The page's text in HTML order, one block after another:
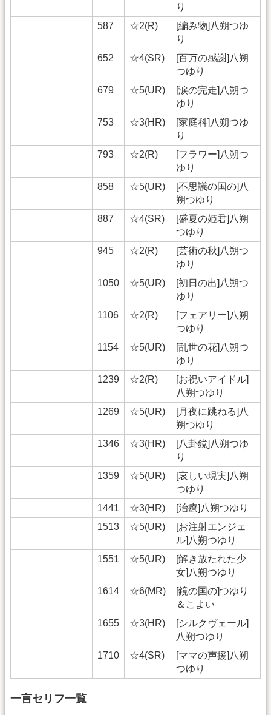
り
587
☆2(R)
[編み物]八朔つゆ
り
652
☆4(SR)
[百万の感謝]八朔
つゆり
679
☆5(UR)
[涙の完走]八朔つ
ゆり
753
☆3(HR)
[家庭科]八朔つゆ
り
793
☆2(R)
[フラワー]八朔つ
ゆり
858
☆5(UR)
[不思議の国の]八
朔つゆり
887
☆4(SR)
[盛夏の姫君]八朔
つゆり
945
☆2(R)
[芸術の秋]八朔つ
ゆり
1050
☆5(UR)
[初日の出]八朔つ
ゆり
1106
☆2(R)
[フェアリー]八朔
つゆり
1154
☆5(UR)
[乱世の花]八朔つ
ゆり
1239
☆2(R)
[お祝いアイドル]
八朔つゆり
1269
☆5(UR)
[月夜に跳ねる]八
朔つゆり
1346
☆3(HR)
[八卦鏡]八朔つゆ
り
1359
☆5(UR)
[哀しい現実]八朔
つゆり
1441
☆3(HR)
[治療]八朔つゆり
1513
☆5(UR)
[お注射エンジェ
ル]八朔つゆり
1551
☆5(UR)
[解き放たれた少
女]八朔つゆり
1614
☆6(MR)
[鏡の国の]つゆり
＆こよい
1655
☆3(HR)
[シルクヴェール]
八朔つゆり
1710
☆4(SR)
[ママの声援]八朔
つゆり
一言セリフ一覧